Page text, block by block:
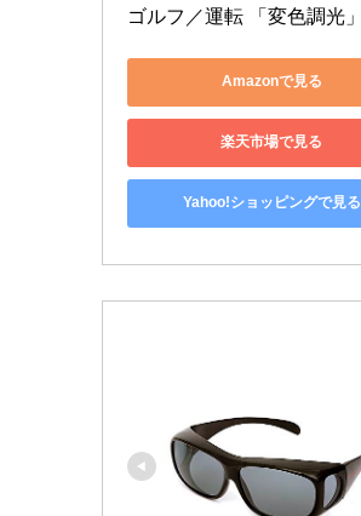
ゴルフ／運転 「変色調光」
Amazonで見る
楽天市場で見る
Yahoo!ショッピングで見る